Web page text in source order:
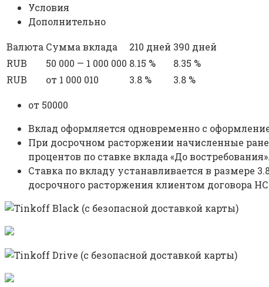
Условия
Дополнительно
Валюта Сумма вклада 210 дней 390 дней
RUB
50 000 — 1 000 000 8.15 %
8.35 %
RUB
от 1 000 010 3.8 % 3.8 %
от 50000
Вклад оформляется одновременно с
При досрочном расторжении начисленные
процентов по ставке вклада «До востребования».
Ставка по вкладу устанавливается в размере
досрочного расторжения клиентом договора